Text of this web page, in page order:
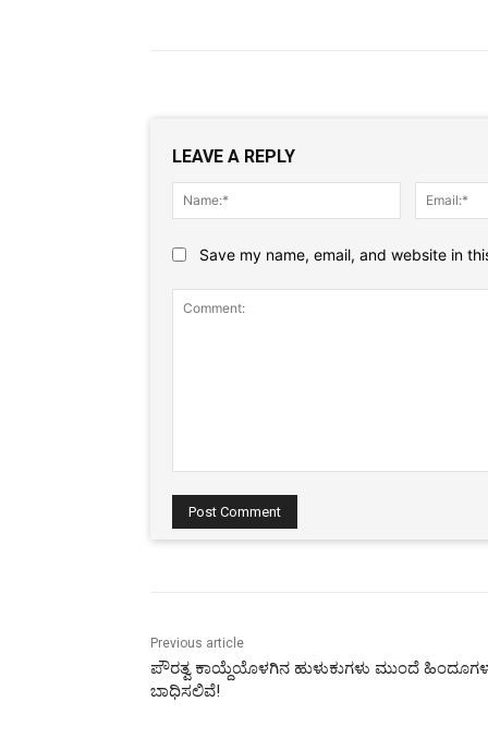
LEAVE A REPLY
Name:*
Save my name, email, and website in
Previous article
ಪೌರತ್ವ ಕಾಯ್ದೆಯೊಳಗಿನ ಹುಳುಕುಗಳು ಮುಂದೆ
ಬಾಧಿಸಲಿವೆ!